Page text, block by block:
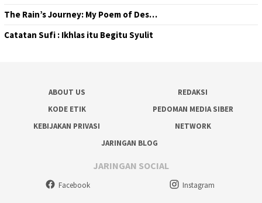
The Rain’s Journey: My Poem of Des…
Catatan Sufi : Ikhlas itu Begitu Syulit
ABOUT US
REDAKSI
KODE ETIK
PEDOMAN MEDIA SIBER
KEBIJAKAN PRIVASI
NETWORK
JARINGAN BLOG
JARINGAN SOCIAL
Facebook Instagram